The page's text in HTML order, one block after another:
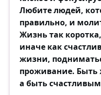
Любите людей,
правильно, и
Жизнь так
иначе как
жизни,
проживание.
а быть